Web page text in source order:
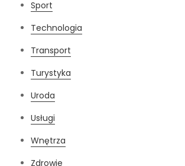
Sport
Technologia
Transport
Turystyka
Uroda
Usługi
Wnętrza
Zdrowie